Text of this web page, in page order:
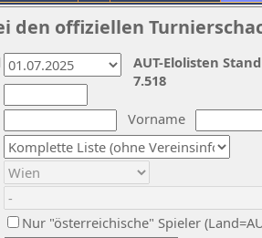
den offiziellen
Vorname
Nur "österreichische" Spieler
AUT-Elolisten
7.518